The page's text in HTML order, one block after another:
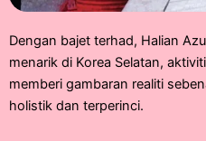
Dengan bajet terhad, Halian
menarik di Korea Selatan,
memberi gambaran realiti
holistik dan terperinci.